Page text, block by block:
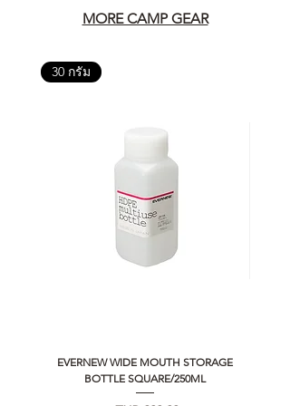
MORE CAMP GEAR
30 กรัม
EVERNEW WIDE MOUTH STORAGE
BOTTLE SQUARE/250ML